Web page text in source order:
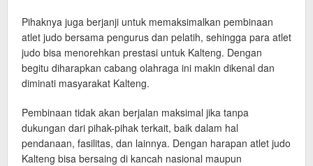
Pihaknya juga berjanji untuk memaksimalkan pembinaan
atlet judo bersama pengurus dan pelatih, sehingga para atlet
judo bisa menorehkan prestasi untuk Kalteng. Dengan
begitu diharapkan cabang olahraga ini makin dikenal dan
diminati masyarakat Kalteng.
Pembinaan tidak akan berjalan maksimal jika tanpa
dukungan dari pihak-pihak terkait, baik dalam hal
pendanaan, fasilitas, dan lainnya. Dengan harapan atlet judo
Kalteng bisa bersaing di kancah nasional maupun